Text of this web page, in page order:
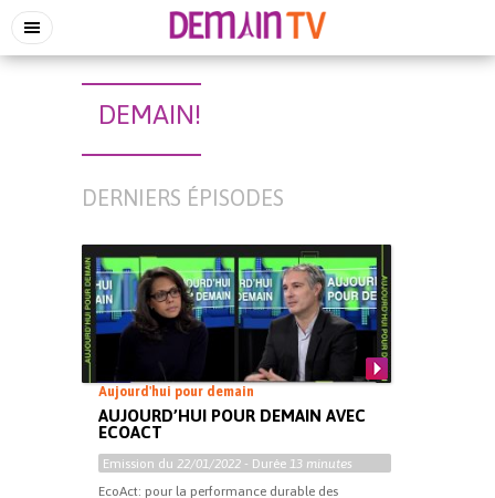
DEMAIN!
DERNIERS ÉPISODES
Aujourd'hui pour demain
AUJOURD’HUI POUR DEMAIN AVEC
ECOACT
Emission du 22/01/2022 - Durée 13 minutes
EcoAct: pour la performance durable des